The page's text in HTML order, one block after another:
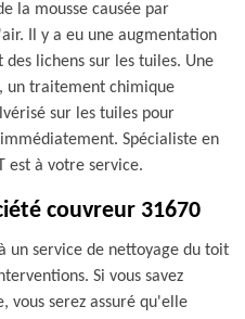
la mousse causée par
Il y a eu une augmentation
lichens sur les tuiles. Une
un traitement chimique
sur les tuiles pour
Spécialiste en
est à votre service.
couvreur 31670
un service de nettoyage du toit
Si vous savez
vous serez assuré qu'elle